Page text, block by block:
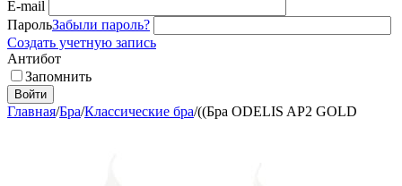
E-mail
ПарольЗабыли пароль?
Создать учетную запись
Антибот
Запомнить
Войти
Главная/Бра/Классические бра/((Бра ODELIS AP2 GOLD